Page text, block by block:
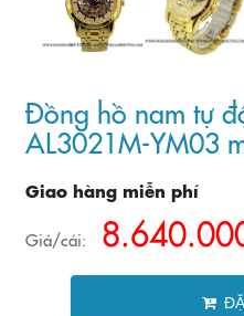
Đồng hồ nam tự
AL3021M-YM03
Giao hàng miễn phí
Giá/cái: